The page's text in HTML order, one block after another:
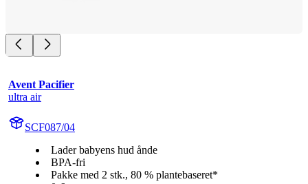
Avent Pacifier
ultra air
SCF087/04
Lader babyens hud ånde
BPA-fri
Pakke med 2 stk., 80 % plantebaseret*